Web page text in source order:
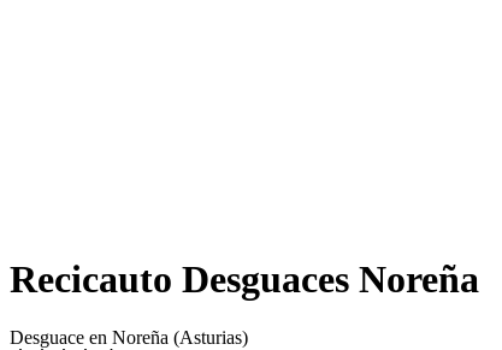
Recicauto Desguaces Noreña
Desguace en Noreña (Asturias)